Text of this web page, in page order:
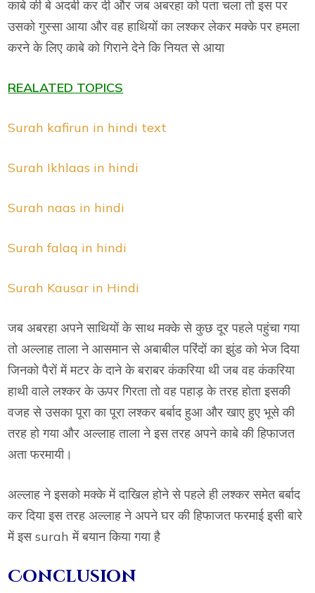
काबे की बे अदबी कर दी और जब अबरहा को पता चला तो इस पर
उसको गुस्सा आया और वह हाथियों का लश्कर लेकर मक्के पर हमला
करने के लिए काबे को गिराने देने कि नियत से आया
REALATED TOPICS
Surah kafirun in hindi text
Surah Ikhlaas in hindi
Surah naas in hindi
Surah falaq in hindi
Surah Kausar in Hindi
जब अबरहा अपने साथियों के साथ मक्के से कुछ दूर पहले पहुंचा गया
तो अल्लाह ताला ने आसमान से अबाबील परिंदों का झुंड को भेज दिया
जिनको पैरों में मटर के दाने के बराबर कंकरिया थी जब वह कंकरिया
हाथी वाले लश्कर के ऊपर गिरता तो वह पहाड़ के तरह होता इसकी
वजह से उसका पूरा का पूरा लश्कर बर्बाद हुआ और खाए हुए भूसे की
तरह हो गया और अल्लाह ताला ने इस तरह अपने काबे की हिफाजत
अता फरमायी।
अल्लाह ने इसको मक्के में दाखिल होने से पहले ही लश्कर समेत बर्बाद
कर दिया इस तरह अल्लाह ने अपने घर की हिफाजत फरमाई इसी बारे
में इस surah में बयान किया गया है
Conclusion